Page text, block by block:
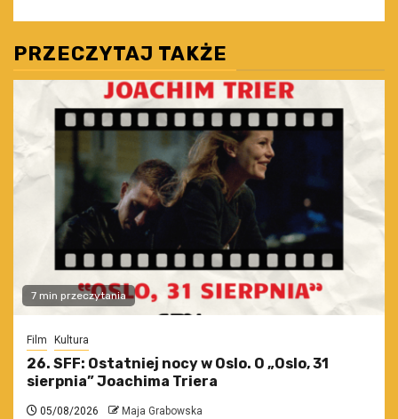
PRZECZYTAJ TAKŻE
7 min przeczytania
Film Kultura
26. SFF: Ostatniej nocy w Oslo. O „Oslo, 31
sierpnia” Joachima Triera
05/08/2026 Maja Grabowska